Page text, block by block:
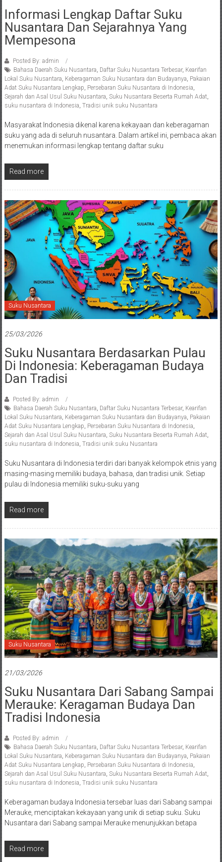
Informasi Lengkap Daftar Suku
Nusantara Dan Sejarahnya Yang
Mempesona
Posted By: admin
Bahasa Daerah Suku Nusantara Daftar Suku Nusantara Terbesar, Kearifan
Lokal Suku Nusantara Keberagaman Suku Nusantara dan Budayanya Pakaian
Adat Suku Nusantara Lengkap Persebaran Suku Nusantara di Indonesia
Sejarah dan Asal Usul Suku Nusantara Suku Nusantara Beserta Rumah Adat
suku nusantara di Indonesia Tradisi unik suku Nusantara
Masyarakat Indonesia dikenal karena kekayaan dan keberagaman
suku yang ada di seluruh nusantara. Dalam artikel ini, pembaca akan
menemukan informasi lengkap tentang daftar suku
Read more
Suku Nusantara
25/03/2026
Suku Nusantara Berdasarkan Pulau
Di Indonesia: Keberagaman Budaya
Dan Tradisi
Posted By: admin
Bahasa Daerah Suku Nusantara, Daftar Suku Nusantara Terbesar, Kearifan
Lokal Suku Nusantara, Keberagaman Suku Nusantara dan Budayanya, Pakaian
Adat Suku Nusantara Lengkap, Persebaran Suku Nusantara di Indonesia,
Sejarah dan Asal Usul Suku Nusantara, Suku Nusantara Beserta Rumah Adat,
suku nusantara di Indonesia, Tradisi unik suku Nusantara
Suku Nusantara di Indonesia terdiri dari banyak kelompok etnis yang
masing-masing memiliki budaya, bahasa, dan tradisi unik. Setiap
pulau di Indonesia memiliki suku-suku yang
Read more
Suku Nusantara
21/03/2026
Suku Nusantara Dari Sabang Sampai
Merauke: Keragaman Budaya Dan
Tradisi Indonesia
Posted By: admin
Bahasa Daerah Suku Nusantara, Daftar Suku Nusantara Terbesar, Kearifan
Lokal Suku Nusantara, Keberagaman Suku Nusantara dan Budayanya, Pakaian
Adat Suku Nusantara Lengkap, Persebaran Suku Nusantara di Indonesia,
Sejarah dan Asal Usul Suku Nusantara, Suku Nusantara Beserta Rumah Adat,
suku nusantara di Indonesia, Tradisi unik suku Nusantara
Keberagaman budaya Indonesia tersebar luas dari Sabang sampai
Merauke, menciptakan kekayaan yang unik di setiap suku. Suku
Nusantara dari Sabang sampai Merauke menunjukkan betapa
Read more